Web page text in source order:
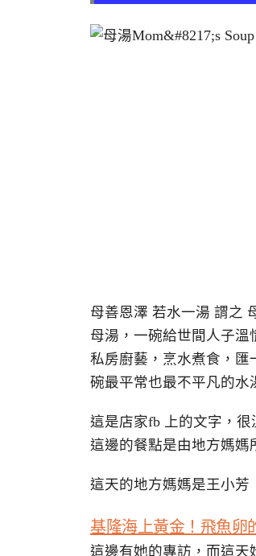
母善恩澤 若水一湯 謂之
母湯，一碗給世間人子
私房廚藝，烹水煮食，匯
碗最平常也最不平凡的水
這是店家fb 上的文字，很
這邊的餐點是由地方媽媽
這天的地方媽媽是王小芳
基隆海上黃金！飛魚卵
這邊有她的專訪，而這天